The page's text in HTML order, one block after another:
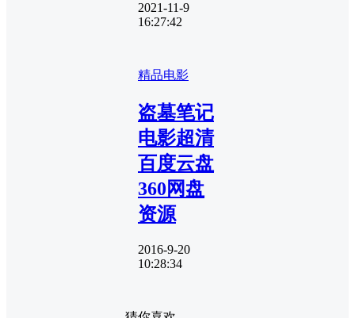
2021-11-9
16:27:42
精品电影
盗墓笔记
电影超清
百度云盘
360网盘
资源
2016-9-20
10:28:34